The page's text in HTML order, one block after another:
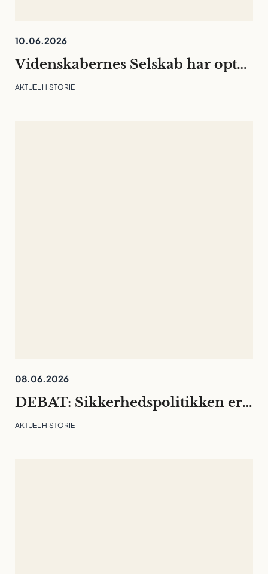
10.06.2026
Videnskabernes Selskab har optaget 30 nye medlemmer
AKTUEL HISTORIE
08.06.2026
DEBAT: Sikkerhedspolitikken er rykket ind på universiteterne. Det må ikke kvæle den fri og langsigtede forskning
AKTUEL HISTORIE